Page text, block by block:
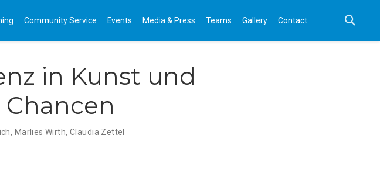
Community Service Events Media & Press Teams Gallery Contact
in Kunst und
, Marlies Wirth, Claudia Zettel